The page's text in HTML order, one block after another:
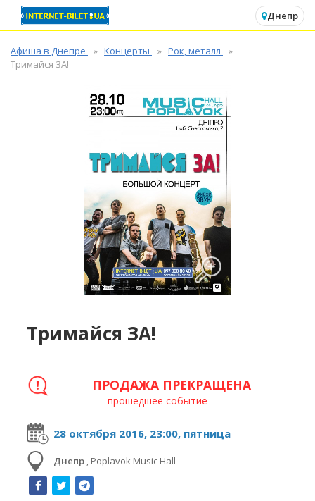
Днепр
Афиша в Днепре Концерты
Рок, металл
Тримайся ЗА!
Тримайся ЗА!
28 октября 2016, 23:00, пятница
Днепр , Poplavok Music Hall
ПРОДАЖА ПРЕКРАЩЕНА
прошедшее событие